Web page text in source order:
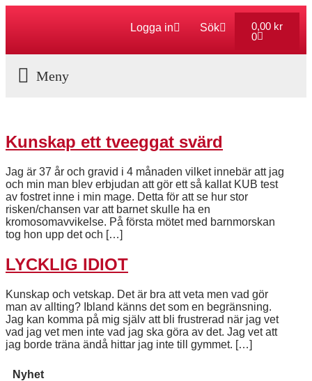
Logga in Sök 0,00 kr
0
Kunskap ett tveeggat svärd
Jag är 37 år och gravid i 4 månaden vilket innebär att jag
och min man blev erbjudan att gör ett så kallat KUB test
av fostret inne i min mage. Detta för att se hur stor
risken/chansen var att barnet skulle ha en
kromosomavvikelse. På första mötet med barnmorskan
tog hon upp det och […]
LYCKLIG IDIOT
Kunskap och vetskap. Det är bra att veta men vad gör
man av allting? Ibland känns det som en begränsning.
Jag kan komma på mig själv att bli frustrerad när jag vet
vad jag vet men inte vad jag ska göra av det. Jag vet att
jag borde träna ändå hittar jag inte till gymmet. […]
Nyhet